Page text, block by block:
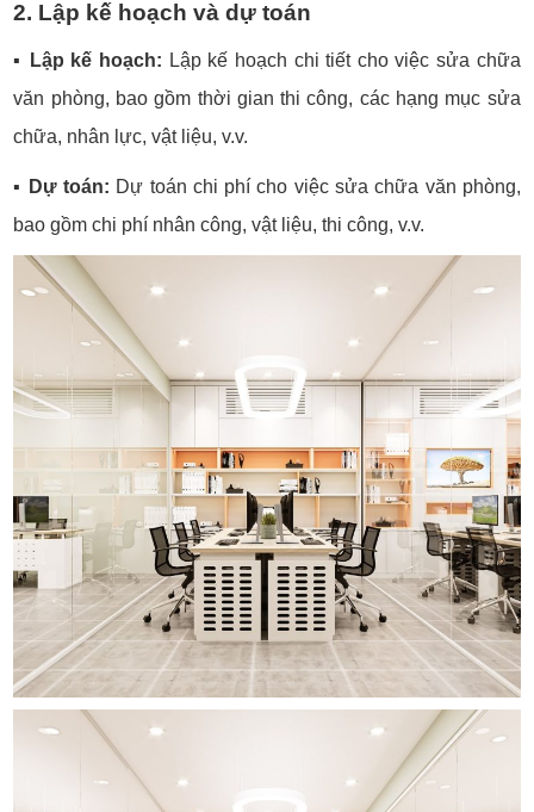
2. Lập kế hoạch và dự toán
▪️ Lập kế hoạch: Lập kế hoạch chi tiết cho việc sửa chữa
văn phòng, bao gồm thời gian thi công, các hạng mục sửa
chữa, nhân lực, vật liệu, v.v.
▪️ Dự toán: Dự toán chi phí cho việc sửa chữa văn phòng,
bao gồm chi phí nhân công, vật liệu, thi công, v.v.